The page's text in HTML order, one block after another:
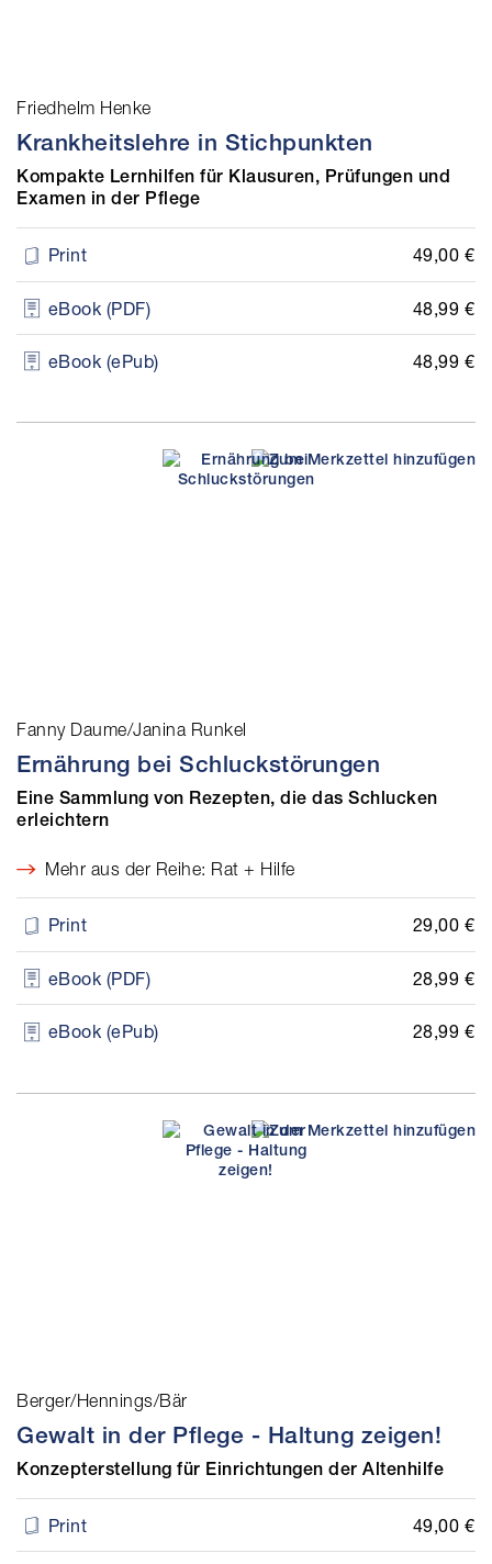
Friedhelm Henke
Krankheitslehre in Stichpunkten
Kompakte Lernhilfen für Klausuren, Prüfungen und
Examen in der Pflege
Print 49,00 €
eBook (PDF) 48,99 €
eBook (ePub) 48,99 €
Fanny Daume/Janina Runkel
Ernährung bei Schluckstörungen
Eine Sammlung von Rezepten, die das Schlucken
erleichtern
Mehr aus der Reihe: Rat + Hilfe
Print 29,00 €
eBook (PDF) 28,99 €
eBook (ePub) 28,99 €
Berger/Hennings/Bär
Gewalt in der Pflege - Haltung zeigen!
Konzepterstellung für Einrichtungen der Altenhilfe
Print 49,00 €